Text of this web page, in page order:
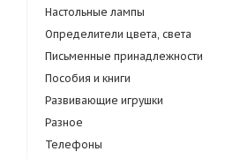
Настольные лампы
Определители цвета, света
Письменные принадлежности
Пособия и книги
Развивающие игрушки
Разное
Телефоны